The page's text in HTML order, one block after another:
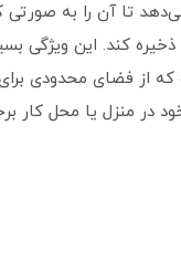
تا آن را به
ذخیره کند. این ویژگی
که از فضای محدودی
در منزل یا محل کار